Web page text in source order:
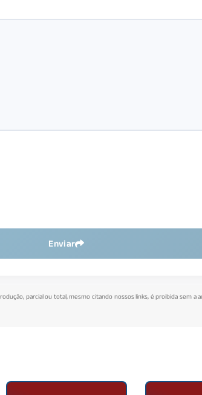
Enviar
parcial ou total, mesmo citando nossos links, é proibida sem